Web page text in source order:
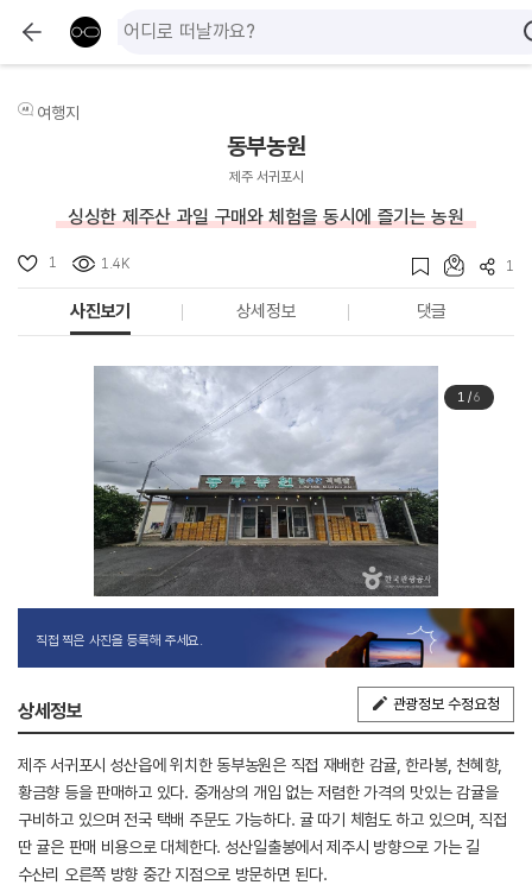
여행지
동부농원
제주 서귀포시
싱싱한 제주산 과일 구매와 체험을 동시에 즐기는 농원
1 1.4K 1
사진보기 상세정보 댓글
1/6
직접 찍은 사진을 등록해 주세요.
상세정보 관광정보 수정요청
제주 서귀포시 성산읍에 위치한 동부농원은 직접 재배한 감귤, 한라봉, 천혜향,
황금향 등을 판매하고 있다. 중개상의 개입 없는 저렴한 가격의 맛있는 감귤을
구비하고 있으며 전국 택배 주문도 가능하다. 귤 따기 체험도 하고 있으며, 직접
딴 귤은 판매 비용으로 대체한다. 성산일출봉에서 제주시 방향으로 가는 길
수산리 오른쪽 방향 중간 지점으로 방문하면 된다.